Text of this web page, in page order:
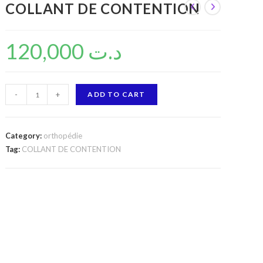
COLLANT DE CONTENTION
د.ت
COLLANT
DE
quantity
- + ADD TO CART
Category: orthopédie
Tag: COLLANT DE CONTENTION